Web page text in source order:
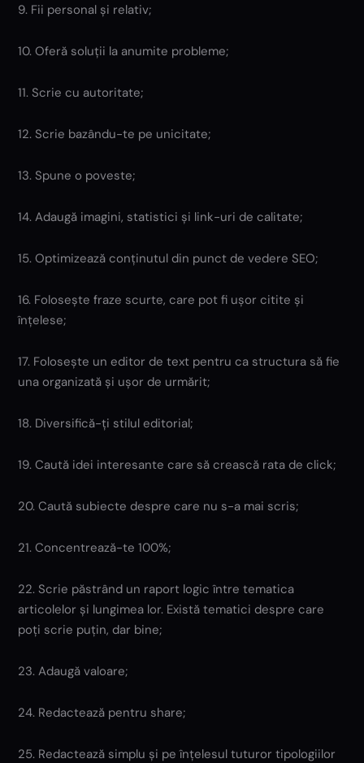
9. Fii personal și relativ;
10. Oferă soluții la anumite probleme;
11. Scrie cu autoritate;
12. Scrie bazându-te pe unicitate;
13. Spune o poveste;
14. Adaugă imagini, statistici și link-uri de calitate;
15. Optimizează conținutul din punct de vedere SEO;
16. Folosește fraze scurte, care pot fi ușor citite și
înțelese;
17. Folosește un editor de text pentru ca structura să fie
una organizată și ușor de urmărit;
18. Diversifică-ți stilul editorial;
19. Caută idei interesante care să crească rata de click;
20. Caută subiecte despre care nu s-a mai scris;
21. Concentrează-te 100%;
22. Scrie păstrând un raport logic între tematica
articolelor și lungimea lor. Există tematici despre care
poți scrie puțin, dar bine;
23. Adaugă valoare;
24. Redactează pentru share;
25. Redactează simplu și pe înțelesul tuturor tipologiilor